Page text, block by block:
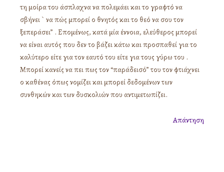
τη μοίρα του άσπλαχνα να πολεμάει και το γραφτό να
σβήνει ` να πώς μπορεί ο θνητός και το θεό να σου τον
ξεπεράσει” . Επομένως, κατά μία έννοια, ελεύθερος μπορεί
να είναι αυτός που δεν το βάζει κάτω και προσπαθεί για το
καλύτερο είτε για τον εαυτό του είτε για τους γύρω του .
Μπορεί κανείς να πει πως τον “παράδεισό” του τον φτιάχνει
ο καθένας όπως νομίζει και μπορεί δεδομένων των
συνθηκών και των δυσκολιών που αντιμετωπίζει.
Απάντηση